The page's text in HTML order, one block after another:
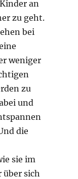
an
zu geht.
bei
weniger
zu
und
die
sie im
über sich